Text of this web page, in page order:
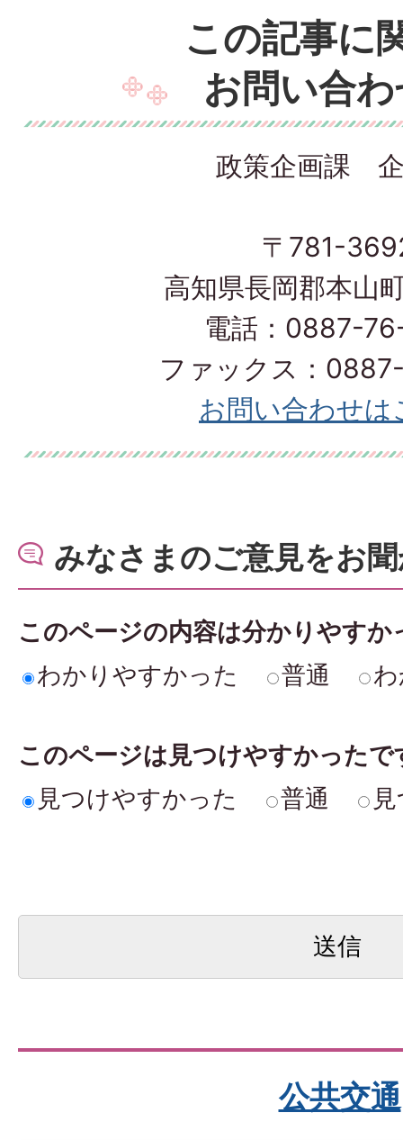
この記事に
お問い合
政策企画課
〒781-
高知県長岡郡本山
電話：0887-
ファックス：
お問い合わせは
みなさまのご意見をお
このページの内容は分かりやすか
わかりやすかった
普通
このページは見つけやすかったで
見つけやすかった
普通
公共交通